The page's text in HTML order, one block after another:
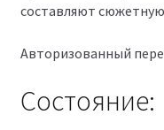
составляют
Авторизованный
Состояние: